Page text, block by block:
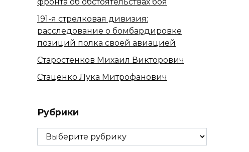
фронта об обстоятельствах боя
191-я стрелковая дивизия:
расследование о бомбардировке
позиций полка своей авиацией
Старостенков Михаил Викторович
Стаценко Лука Митрофанович
Рубрики
Рубрики